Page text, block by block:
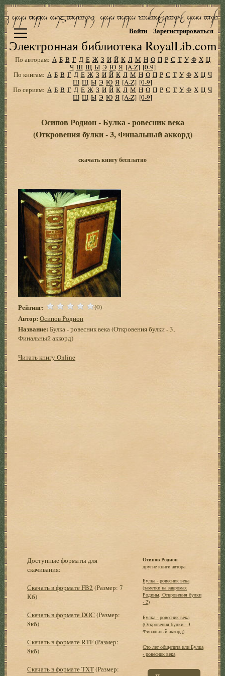
Электронная библиотека RoyalLib.com
Войти Зарегистрироваться
По авторам: А Б В Г Д Е Ж З И Й К Л М Н О П Р С Т У Ф Х Ц
Ч Ш Щ Ы Э Ю Я [A-Z] [0-9]
По книгам: А Б В Г Д Е Ж З И Й К Л М Н О П Р С Т У Ф Х Ц Ч
Ш Щ Ы Э Ю Я [A-Z] [0-9]
По сериям: А Б В Г Д Е Ж З И Й К Л М Н О П Р С Т У Ф Х Ц Ч
Ш Щ Ы Э Ю Я [A-Z] [0-9]
Осипов Родион - Булка - ровесник века
(Откровения булки - 3, Финальный аккорд)
скачать книгу бесплатно
Рейтинг: (0)
Автор: Осипов Родион
Название: Булка - ровесник века (Откровения булки - 3,
Финальный аккорд)
Читать книгу Online
Доступные форматы для
скачивания:
Скачать в формате FB2 (Размер: 7
Кб)
Скачать в формате DOC (Размер:
8кб)
Скачать в формате RTF(Размер:
8кб)
Скачать в формате TXT(Размер:
Осипов Родион
другие книги автора:
Булка - ровесник века
(заметки на закpомах
Родины, Откpовения булки
- 2)
Булка - ровесник века
(Откровения булки - 3,
Финальный аккорд)
Сто лет общепита или Булка
- ровесник века